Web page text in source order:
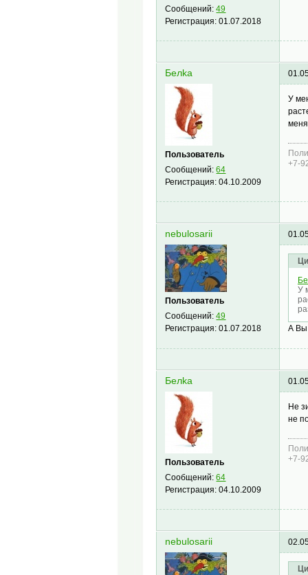
Сообщений:49
Регистрация:01.07.2018
Белkа
Пользователь
Сообщений:64
Регистрация:04.10.2009
У
+7-
nebulosarii
Пользователь
Сообщений:49
Регистрация:01.07.2018
У
А Вы
Белkа
Пользователь
Сообщений:64
Регистрация:04.10.2009
Не
не
+7-
nebulosarii